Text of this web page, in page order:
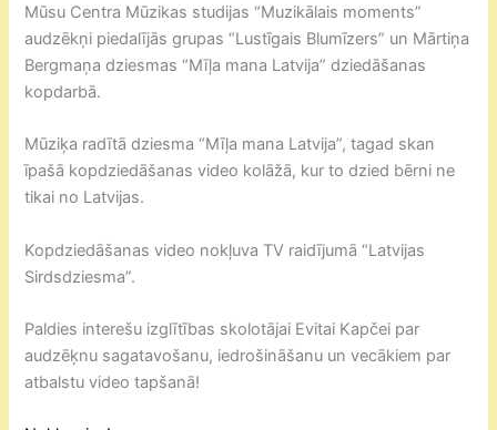
Mūsu Centra Mūzikas studijas “Muzikālais moments”
audzēkņi piedalījās grupas “Lustīgais Blumīzers” un Mārtiņa
Bergmaņa dziesmas “Mīļa mana Latvija” dziedāšanas
kopdarbā.
Mūziķa radītā dziesma “Mīļa mana Latvija”, tagad skan
īpašā kopdziedāšanas video kolāžā, kur to dzied bērni ne
tikai no Latvijas.
Kopdziedāšanas video nokļuva TV raidījumā “Latvijas
Sirdsdziesma”.
Paldies interešu izglītības skolotājai Evitai Kapčei par
audzēķnu sagatavošanu, iedrošināšanu un vecākiem par
atbalstu video tapšanā!